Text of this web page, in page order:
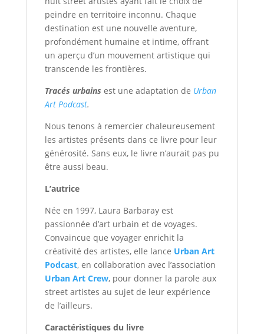
peindre en territoire inconnu. Chaque
destination est une nouvelle aventure,
profondément humaine et intime, offrant
un aperçu d’un mouvement artistique qui
transcende les frontières.
Tracés urbains est une adaptation de Urban
Art Podcast.
Nous tenons à remercier chaleureusement
les artistes présents dans ce livre pour leur
générosité. Sans eux, le livre n’aurait pas pu
être aussi beau.
L’autrice
Née en 1997, Laura Barbaray est
passionnée d’art urbain et de voyages.
Convaincue que voyager enrichit la
créativité des artistes, elle lance Urban Art
Podcast, en collaboration avec l’association
Urban Art Crew, pour donner la parole aux
street artistes au sujet de leur expérience
de l’ailleurs.
Caractéristiques du livre